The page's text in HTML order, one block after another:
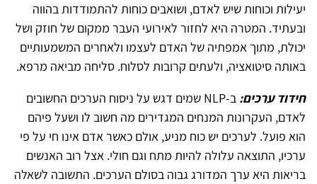
יעילות וכוחות שיש לאדם, ושואבים כוחות להתמודדות בהווה
ובעתיד. המטרה היא לחזור לאירועי העבר ממקום של חוזק ושל
יכולת, מתוך אמפתיה של האדם לעצמו ולאחרים המשמעותיים
באותה סיטואציה, ולעתים קרובות לסלוח. סליחה מביאה מרפא.
חידוד ערכים:
ב-NLP שמים דגש על ניסוח הערכים החשובים
לאדם, העקרונות המנחים המגדירים מה חשוב לו ושעל פיהם
הוא פועל. לערכים יש כוח מניע, אולם כאשר אדם אינו חי על פי
ערכיו, התוצאה עלולה להיות מתח וגם חולי. אצל רוב האנשים
בריאות היא ערך המדורג גבוה בסולם הערכים. התשובה לשאלה